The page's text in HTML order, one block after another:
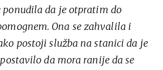
ponudila da je otpratim do
Ona se zahvalila i
postoji služba na stanici da je
da mora ranije da se